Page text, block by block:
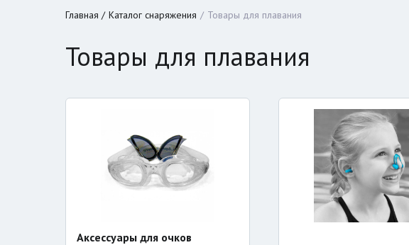
Главная Каталог снаряжения Товары для плавания
Товары для плавания
Аксессуары для очков